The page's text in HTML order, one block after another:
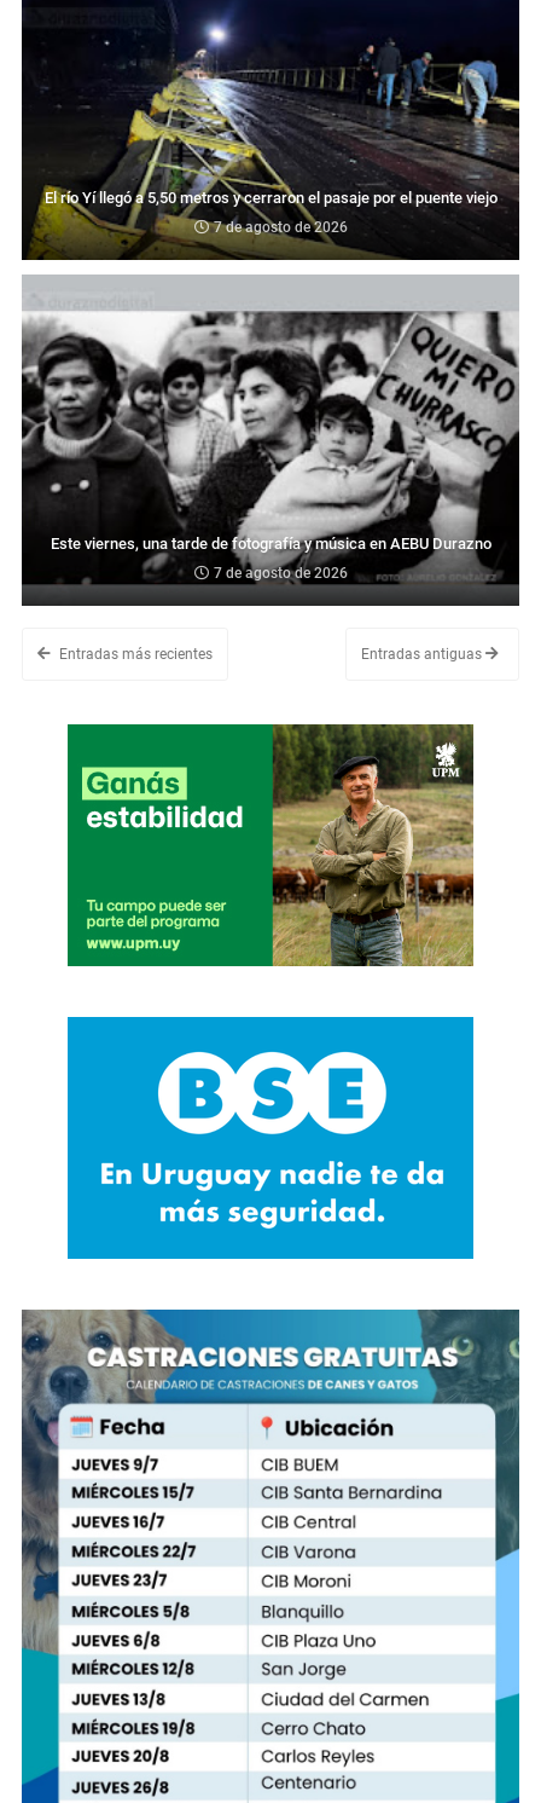
El río Yí llegó a 5,50 metros y cerraron el pasaje por el puente viejo
7 de agosto de 2026
Este viernes, una tarde de fotografía y música en AEBU Durazno
7 de agosto de 2026
Entradas más recientes Entradas antiguas